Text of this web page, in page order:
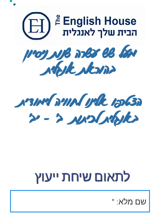
מעל שש עשרה שנות ניסיון
בהוראת אנגלית
הצטרפו אלינו לחוויה לימודית
באנגלית לכיתות ב' - יב'
לתאום שיחת ייעוץ